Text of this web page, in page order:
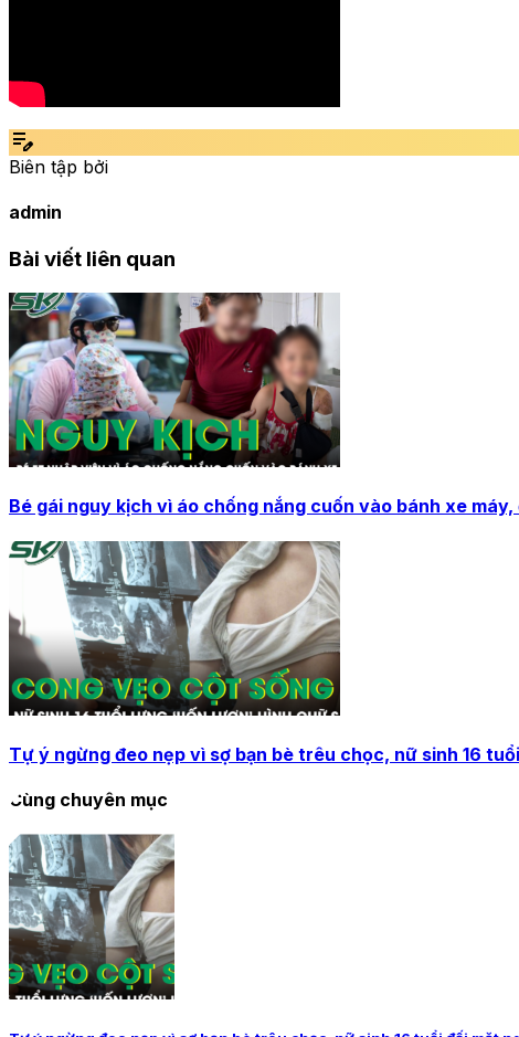
edit_note
Biên tập bởi
admin
Bài viết liên quan
Bé gái nguy kịch vì áo chống nắng cuốn vào bánh xe
Tự ý ngừng đeo nẹp vì sợ bạn bè trêu chọc, nữ sinh 16
Cùng chuyên mục